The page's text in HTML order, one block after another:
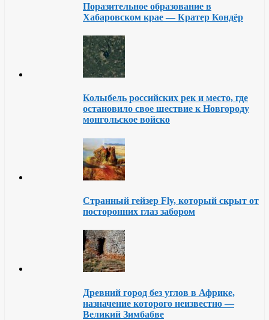
Поразительное образование в
Хабаровском крае — Кратер Кондёр
Колыбель российских рек и место, где
остановило свое шествие к Новгороду
монгольское войско
Странный гейзер Fly, который скрыт от
посторонних глаз забором
Древний город без углов в Африке,
назначение которого неизвестно —
Великий Зимбабве